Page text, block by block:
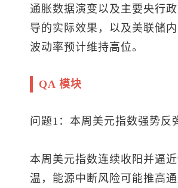
通胀数据演变以及主要央行
导的实际效果，以及美联储
波动率预计维持高位。
QA 模块
问题1：本周 美元指数强势反
本周 美元指数连续收阳并逼
温，能源中断风险可能推高